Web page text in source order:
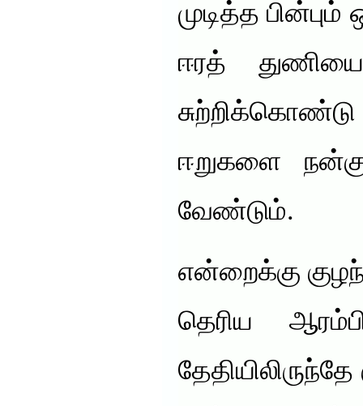
முடித்த
ஈரத்
ஈறுகளை
வேண்டும்.
என்றைக்கு
தெரிய